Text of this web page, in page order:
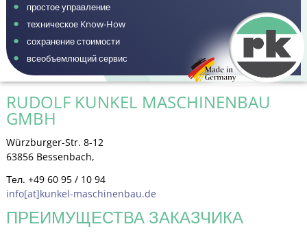
простое управление
техническое Know-How
сохранение стоимости
всеобъемлющий сервис
RUDOLF KUNKEL MASCHINENBAU
GMBH
Würzburger-Str. 8-12
63856 Bessenbach,
Тел. +49 60 95 / 10 94
info[at]kunkel-maschinenbau.de
ПРЕИМУЩЕСТВА ЗАКАЗЧИКА